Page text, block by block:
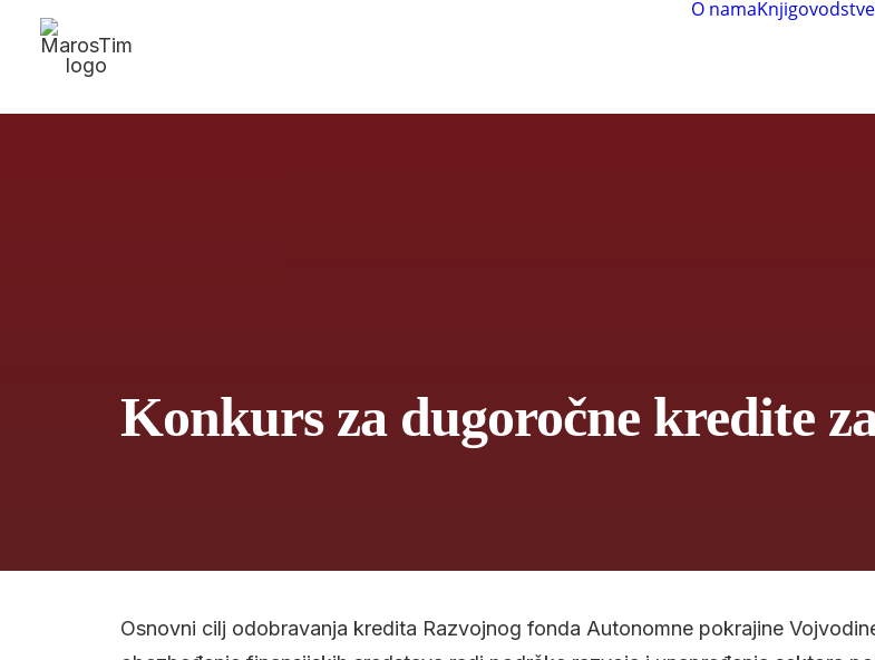
O nama
Konkurs za dugoročne kredite
Osnovni cilj odobravanja kredita Razvojnog fonda Autonomne pokrajine